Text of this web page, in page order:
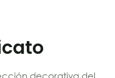
decorativa del